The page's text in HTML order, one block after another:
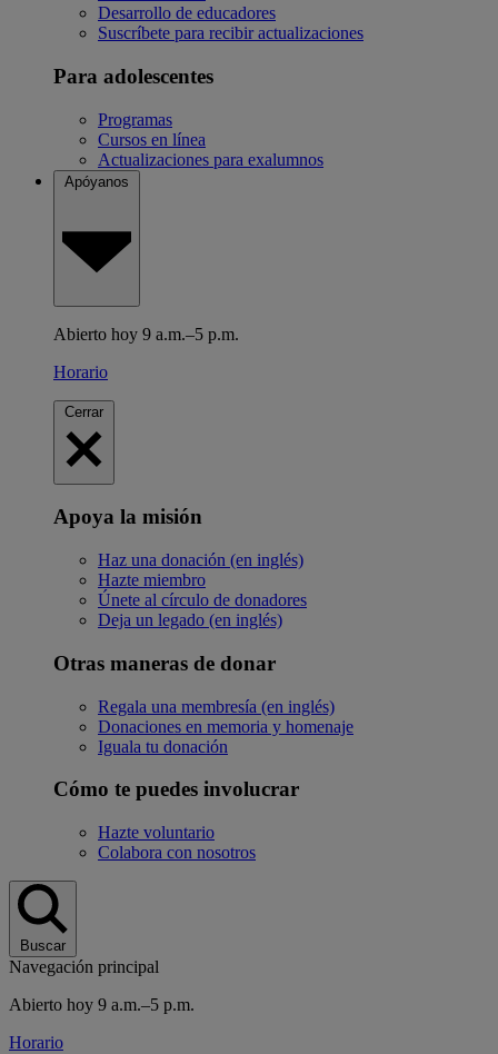
Desarrollo de educadores
Suscríbete para recibir actualizaciones
Para adolescentes
Programas
Cursos en línea
Actualizaciones para exalumnos
Apóyanos
Abierto hoy 9 a.m.–5 p.m.
Horario
Cerrar
Apoya la misión
Haz una donación (en inglés)
Hazte miembro
Únete al círculo de donadores
Deja un legado (en inglés)
Otras maneras de donar
Regala una membresía (en inglés)
Donaciones en memoria y homenaje
Iguala tu donación
Cómo te puedes involucrar
Hazte voluntario
Colabora con nosotros
Buscar
Navegación principal
Abierto hoy 9 a.m.–5 p.m.
Horario